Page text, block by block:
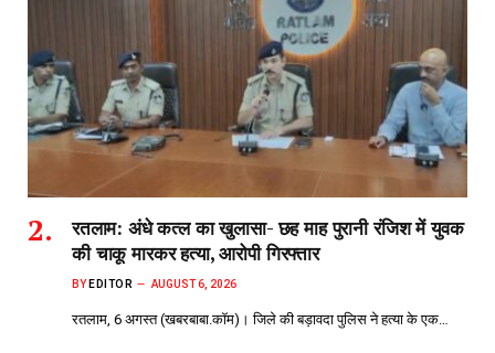
रतलाम: अंधे कत्ल का खुलासा- छह माह पुरानी रंजिश में युवक
की चाकू मारकर हत्या, आरोपी गिरफ्तार
BY EDITOR AUGUST 6, 2026
रतलाम, 6 अगस्त (खबरबाबा.कॉम)। जिले की बड़ावदा पुलिस ने हत्या के एक…